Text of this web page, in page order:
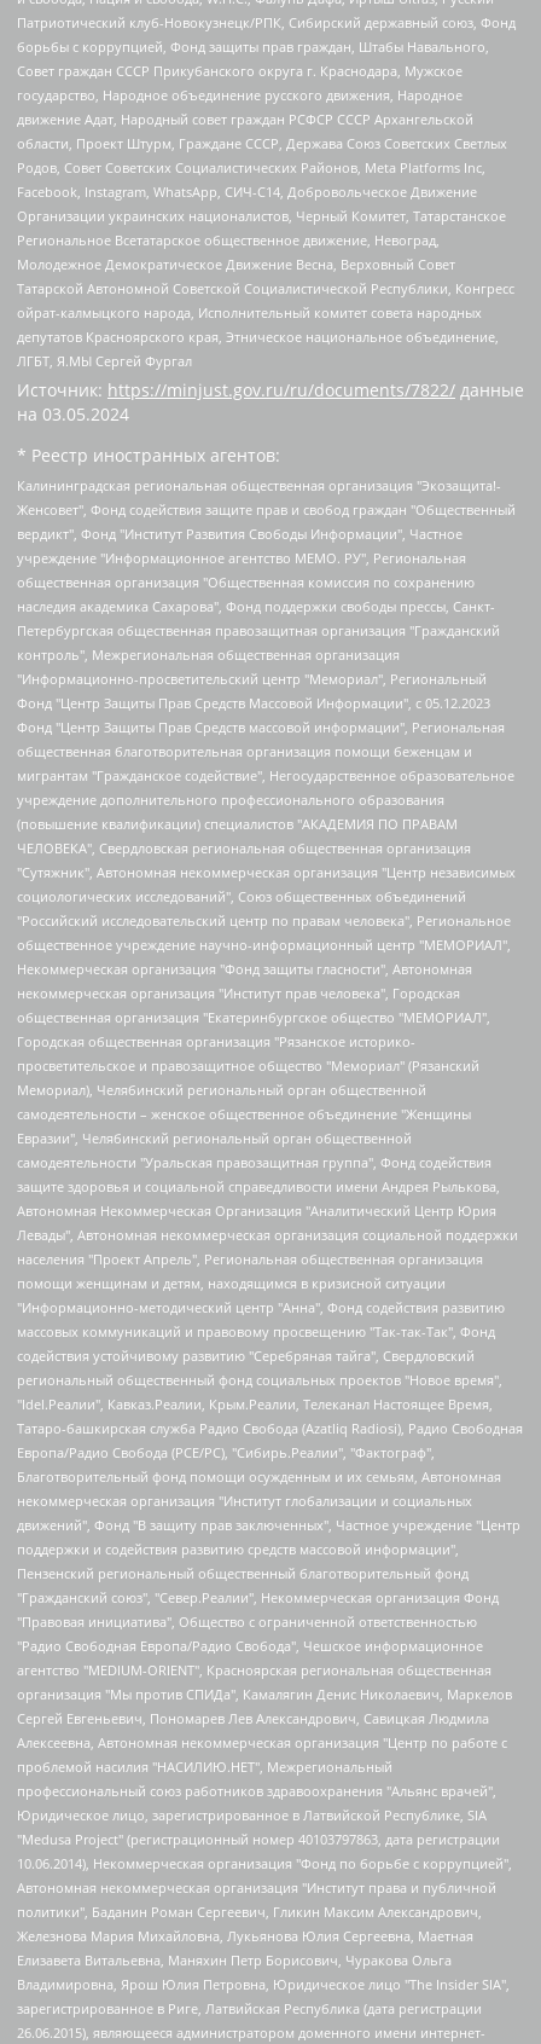
Патриотический клуб-Новокузнецк/РПК, Сибирский державный союз, Фонд
борьбы с коррупцией, Фонд защиты прав граждан, Штабы Навального,
Совет граждан СССР Прикубанского округа г. Краснодара, Мужское
государство, Народное объединение русского движения, Народное
движение Адат, Народный совет граждан РСФСР СССР Архангельской
области, Проект Штурм, Граждане СССР, Держава Союз Советских Светлых
Родов, Совет Советских Социалистических Районов, Meta Platforms Inc,
Facebook, Instagram, WhatsApp, СИЧ-С14, Добровольческое Движение
Организации украинских националистов, Черный Комитет, Татарстанское
Региональное Всетатарское общественное движение, Невоград,
Молодежное Демократическое Движение Весна, Верховный Совет
Татарской Автономной Советской Социалистической Республики, Конгресс
ойрат-калмыцкого народа, Исполнительный комитет совета народных
депутатов Красноярского края, Этническое национальное объединение,
ЛГБТ, Я.МЫ Сергей Фургал
Источник: https://minjust.gov.ru/ru/documents/7822/ данные
на 03.05.2024
* Реестр иностранных агентов:
Калининградская региональная общественная организация "Экозащита!-Женсовет", Фонд содействия защите прав и свобод граждан "Общественный вердикт", Фонд "Институт Развития Свободы Информации", Частное учреждение "Информационное агентство МЕМО. РУ", Региональная общественная организация "Общественная комиссия по сохранению наследия академика Сахарова", Фонд поддержки свободы прессы, Санкт-Петербургская общественная правозащитная организация "Гражданский контроль", Межрегиональная общественная организация "Информационно-просветительский центр "Мемориал", Региональный Фонд "Центр Защиты Прав Средств Массовой Информации", с 05.12.2023 Фонд "Центр Защиты Прав Средств массовой информации", Региональная общественная благотворительная организация помощи беженцам и мигрантам "Гражданское содействие", Негосударственное образовательное учреждение дополнительного профессионального образования (повышение квалификации) специалистов "АКАДЕМИЯ ПО ПРАВАМ ЧЕЛОВЕКА", Свердловская региональная общественная организация "Сутяжник", Автономная некоммерческая организация "Центр независимых социологических исследований", Союз общественных объединений "Российский исследовательский центр по правам человека", Региональное общественное учреждение научно-информационный центр "МЕМОРИАЛ", Некоммерческая организация "Фонд защиты гласности", Автономная некоммерческая организация "Институт прав человека", Городская общественная организация "Екатеринбургское общество "МЕМОРИАЛ", Городская общественная организация "Рязанское историко-просветительское и правозащитное общество "Мемориал" (Рязанский Мемориал), Челябинский региональный орган общественной самодеятельности – женское общественное объединение "Женщины Евразии", Челябинский региональный орган общественной самодеятельности "Уральская правозащитная группа", Фонд содействия защите здоровья и социальной справедливости имени Андрея Рылькова, Автономная Некоммерческая Организация "Аналитический Центр Юрия Левады", Автономная некоммерческая организация социальной поддержки населения "Проект Апрель", Региональная общественная организация помощи женщинам и детям, находящимся в кризисной ситуации "Информационно-методический центр "Анна", Фонд содействия развитию массовых коммуникаций и правовому просвещению "Так-так-Так", Фонд содействия устойчивому развитию "Серебряная тайга", Свердловский региональный общественный фонд социальных проектов "Новое время", "Idel.Реалии", Кавказ.Реалии, Крым.Реалии, Телеканал Настоящее Время, Татаро-башкирская служба Радио Свобода (Azatliq Radiosi), Радио Свободная Европа/Радио Свобода (PCE/PC), "Сибирь.Реалии", "Фактограф", Благотворительный фонд помощи осужденным и их семьям, Автономная некоммерческая организация "Институт глобализации и социальных движений", Фонд "В защиту прав заключенных", Частное учреждение "Центр поддержки и содействия развитию средств массовой информации", Пензенский региональный общественный благотворительный фонд "Гражданский союз", "Север.Реалии", Некоммерческая организация Фонд "Правовая инициатива", Общество с ограниченной ответственностью "Радио Свободная Европа/Радио Свобода", Чешское информационное агентство "MEDIUM-ORIENT", Красноярская региональная общественная организация "Мы против СПИДа", Камалягин Денис Николаевич, Маркелов Сергей Евгеньевич, Пономарев Лев Александрович, Савицкая Людмила Алексеевна, Автономная некоммерческая организация "Центр по работе с проблемой насилия "НАСИЛИЮ.НЕТ", Межрегиональный профессиональный союз работников здравоохранения "Альянс врачей", Юридическое лицо, зарегистрированное в Латвийской Республике, SIA "Medusa Project" (регистрационный номер 40103797863, дата регистрации 10.06.2014), Некоммерческая организация "Фонд по борьбе с коррупцией", Автономная некоммерческая организация "Институт права и публичной политики", Баданин Роман Сергеевич, Гликин Максим Александрович, Железнова Мария Михайловна, Лукьянова Юлия Сергеевна, Маетная Елизавета Витальевна, Маняхин Петр Борисович, Чуракова Ольга Владимировна, Ярош Юлия Петровна, Юридическое лицо "The Insider SIA", зарегистрированное в Риге, Латвийская Республика (дата регистрации 26.06.2015), являющееся администратором доменного имени интернет-издания "The Insider SIA", https://theins.ru, Постернак Алексей Евгеньевич, Рубин Михаил Аркадьевич, Анин Роман Александрович, Юридическое лицо Istories fonds, зарегистрированное в Латвийской Республике (регистрационный номер 50008295751, дата регистрации 24.02.2020), Великовский Дмитрий Александрович, Долинина Ирина Николаевна, Мароховская Алеся Алексеевна, Шлейнов Роман Юрьевич, Шмагун Олеся Валентиновна, Общество с ограниченной ответственностью "Альтаир 2021", Общество с ограниченной ответственностью "Вега 2021", Общество с ограниченной ответственностью "Главный редактор 2021", Общество с ограниченной ответственностью "Ромашки монолит", Важенков Артем Валерьевич, Ивановская областная общественная организация "Центр гендерных исследований", Гурман Юрий Альбертович, Медиапроект "ОВД-Инфо", Егоров Владимир Владимирович, Жилинский Владимир Александрович, Общество с ограниченной ответственностью "ЗП", Иванова София Юрьевна, Карезина Инна Павловна, Кильтау Екатерина Викторовна, Петров Алексей Викторович, Пискунов Сергей Евгеньевич, Смирнов Сергей Сергеевич, Тихонов Михаил Сергеевич, Общество с ограниченной ответственностью "ЖУРНАЛИСТ-ИНОСТРАННЫЙ АГЕНТ", Арапова Галина Юрьевна, Вольтская Татьяна Анатольевна, Американская компания "Mason G.E.S. Anonymous Foundation" (США), являющаяся владельцем интернет-издания https://mnews.world/, Компания "Stichting Bellingcat", зарегистрированная в Нидерландах (дата регистрации 11.07.2018), Захаров Андрей Вячеславович, Клепиковская Екатерина Дмитриевна, Общество с ограниченной ответственностью "МЕМО", Перл Роман Александрович, Симонов Евгений Алексеевич, Соловьева Елена Анатольевна, Сотников Даниил Владимирович, Сурначева Елизавета Дмитриевна, Автономная некоммерческая организация по защите прав человека и информированию населения "Якутия – Наше Мнение", Общество с ограниченной ответственностью "Москоу диджитал медиа", с 26.01.2023 Общество с ограниченной ответственностью "Чайка Белые сады", Ветошкина Валерия Валерьевна, Заговора Максим Александрович, Межрегиональное общественное движение "Российская ЛГБТ - сеть", Оленичев Максим Владимирович, Павлов Иван Юрьевич, Скворцова Елена Сергеевна, Общество с ограниченной ответственностью "Как бы инагент", Кочетков Игорь Викторович, Общество с ограниченной ответственностью "Честные выборы", Еланчик Олег Александрович, Общество с ограниченной ответственностью "Нобелевский призыв", Гималова Регина Эмилевна, Григорьев Андрей Валерьевич, Григорьева Алина Александровна, Ассоциация по содействию защите прав призывников, альтернативнослужащих и военнослужащих "Правозащитная группа "Гражданин.Армия.Право", Хисамова Регина Фаритовна, Автономная некоммерческая организация по реализации социально-правовых программ "Лилит", Дальневосточное общественное движение "Маяк", Санкт-Петербургская ЛГБТ-инициативная группа "Выход", Инициативная группа ЛГБТ+ "Реверс", Алексеев Андрей Викторович, Бекбулатова Таисия Львовна, Беляев Иван Михайлович, Владыкина Елена Сергеевна, Гельман Марат Александрович, Никульшина Вероника Юрьевна, Толоконникова Надежда Андреевна, Шендерович Виктор Анатольевич, Общество с ограниченной ответственностью "Данное сообщение", Общество с ограниченной ответственностью Издательский дом "Новая глава", Айнбиндер Александра Александровна, Московский комьюнити-центр для ЛГБТ+инициатив, Благотворительный фонд развития филантропии, Deutsche Welle (Германия, Kurt-Schumacher-Strasse 3, 53113 Bonn), Борзунова Мария Михайловна, Воробьев Виктор Викторович, Голубева Анна Львовна, Константинова Алла Михайловна, Малкова Ирина Владимировна, Мурадов Мурад Абдулгалимович, Осетинская Елизавета Николаевна, Понасенков Евгений Николаевич, Ганапольский Матвей Юрьевич, Киселев Евгений Алексеевич, Борухович Ирина Григорьевна, Дремин Иван Тимофеевич, Дубровский Дмитрий Викторович, Красноярская региональная общественная организация поддержки и развития альтернативных образовательных технологий и межкультурных коммуникаций "ИНТЕРРА", Маяковская Екатерина Алексеевна, Фейгин Марк Захарович, Филимонов Андрей Викторович, Дзугкоева Регина Николаевна, Доброхотов Роман Александрович, Дудь Юрий Александрович, Елкин Сергей Владимирович, Кругликов Кирилл Игоревич, Сабунаева Мария Леонидовна, Семенов Алексей Владимирович, Шаинян Карен Багратович, Шульман Екатерина Михайловна, Асафьев Артур Валерьевич, Вахштайн Виктор Семенович, Венедиктов Алексей Алексеевич, Лушникова Екатерина Евгеньевна, Волков Леонид Михайлович, Невзоров Александр Глебович, Пархоменко Сергей Борисович, Сироткин Ярослав Николаевич, Кара-Мурза Владимир Владимирович, Баранова Наталья Владимировна, Гозман Леонид Яковлевич, Кагарлицкий Борис Юльевич, Климарев Михаил Валерьевич, Милов Владимир Станиславович, Автономная некоммерческая организация Краснодарский центр современного искусства "Типография", Моргенштерн Алишер Тагирович, Соболь Любовь Эдуардовна, Общество с ограниченной ответственностью "ЛИЗА НОРМ", Каспаров Гарри Кимович, Ходорковский Михаил Борисович, Общество с ограниченной ответственностью "Апрельские тезисы", Данилович Ирина Брониславовна, Кашин Олег Владимирович, Петров Николай Владимирович, Пивоваров Алексей Владимирович, Соколов Михаил Владимирович, Цветкова Юлия Владимировна, Чичваркин Евгений Александрович, Комитет против пыток/Команда против пыток, Общество с ограниченной ответственностью "Первый научный", Общество с ограниченной ответственностью "Вертолет и ко", Белоцерковская Вероника Борисовна, Кац Максим Евгеньевич, Лазарева Татьяна Юрьевна, Шаведдинов Руслан Табризович, Яшин Илья Валерьевич, Общество с ограниченной ответственностью "Иноагент ААВ", Алешковский Дмитрий Петрович, Альбац Евгения Марковна, Быков Дмитрий Львович, Галямина Юлия Евгеньевна, Лойко Сергей Леонидович, Мартынов Кирилл Константинович, Медведев Сергей Александрович, Крашенинников Федор Геннадиевич, Гордеева Катерина Вл